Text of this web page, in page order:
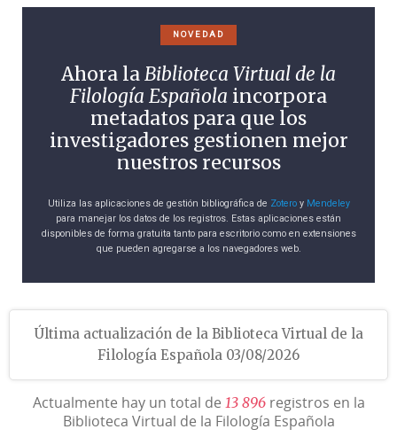
NOVEDAD
Ahora laBiblioteca Virtual de la
Filología Española incorpora
metadatos para que los
investigadores gestionen mejor
nuestros recursos
Utiliza las aplicaciones de gestión bibliográfica de Zoteroy Mendeley
para manejar los datos de los registros. Estas aplicaciones están
disponibles de forma gratuita tanto para escritorio como en extensiones
que pueden agregarse a los navegadores web.
Última actualización de la Biblioteca Virtual de la
Filología Española 03/08/2026
Actualmente hay un total de 13 896registros en la
Biblioteca Virtual de la Filología Española